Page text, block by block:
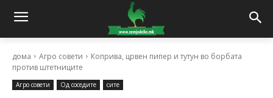
дома Агро совети
Коприва, црвен пипер и тутун во борбата
против штетниците
Агро совети Од соседите сите